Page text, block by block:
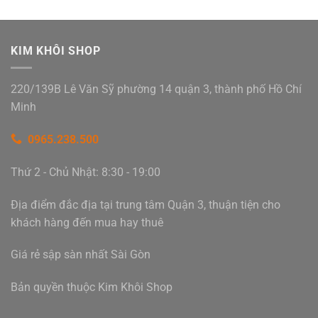
KIM KHÔI SHOP
220/139B Lê Văn Sỹ phường 14 quận 3, thành phố Hồ Chí
Minh
0965.238.500
Thứ 2 - Chủ Nhật: 8:30 - 19:00
Địa điểm đắc địa tại trung tâm Quận 3, thuận tiện cho
khách hàng đến mua hay thuê
Giá rẻ sập sàn nhất Sài Gòn
Bản quyền thuộc Kim Khôi Shop